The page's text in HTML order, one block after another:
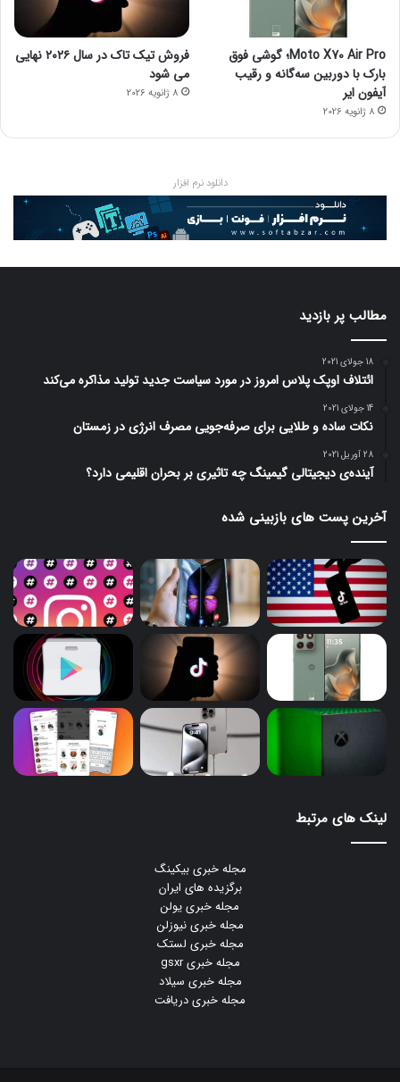
Moto X70 Air Pro؛ گوشی فوق
بارک با دوربین سه‌گانه و رقیب
آیفون ایر
8 ژانویه 2026
فروش تیک تاک در سال ۲۰۲۶ نهایی
می شود
8 ژانویه 2026
دانلود نرم افزار
مطالب پر بازدید
18 جولای 2021
ائتلاف اوپک پلاس امروز در مورد سیاست جدید تولید مذاکره می‌کند
14 جولای 2021
نکات ساده و طلایی برای صرفه‌جویی مصرف انرژی در زمستان
28 آوریل 2021
آینده‌ی دیجیتالی گیمینگ چه تاثیری بر بحران اقلیمی دارد؟
آخرین پست های بازبینی شده
لینک های مرتبط
مجله خبری بیکینگ
برگزیده های ایران
مجله خبری یولن
مجله خبری نیوزلن
مجله خبری لستک
مجله خبری gsxr
مجله خبری سیلاد
مجله خبری دریافت